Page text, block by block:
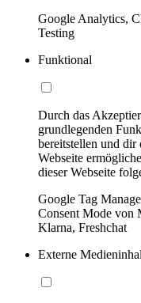
Google Analytics,
Testing
Funktional
Durch das
grundlegenden
bereitstellen und dir
Webseite
dieser Webseite
Google Tag
Consent Mode von
Klarna, Freshchat
Externe